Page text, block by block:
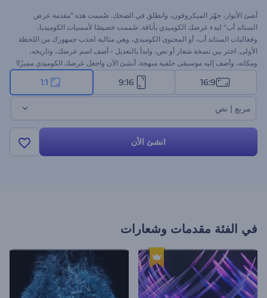
أضئ الأنوار، جهّز الميكروفون، وانطلق في الضحك. صُممت هذه "مقدمة عرض
الستاند أب" لبدء عرضك الكوميدي بأناقة. صُممت خصيصًا لأمسيات الكوميديا،
وفعاليات الستاند أب، أو المحتوى الكوميدي، وهي مثالية لجذب جمهورك من اللحظة
الأولى. اختر بين نسخة شعار أو نص، وابدأ بالتعديل - أضف اسم عرضك، وتاريخه،
ومكانه، وأضف إليه موسيقى خلفية مبهجة. أنشئ الآن واجعل عرضك الكوميدي مميزًا!
16:9
9:16
1:1
مربع | نص
انشئ الأن
في الفئة مقدمات وشعارات